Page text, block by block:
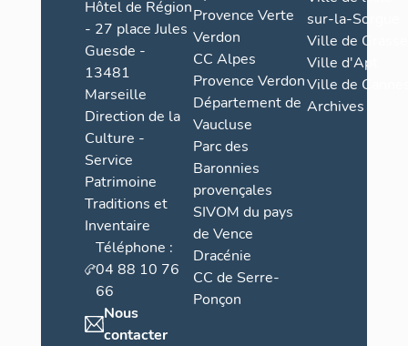
Hôtel de Région
- 27 place Jules
Guesde -
13481
Marseille
Direction de la
Culture -
Service
Patrimoine
Traditions et
Inventaire
Téléphone :
04 88 10 76
66
Nous
contacter
Provence Verte
Verdon
CC Alpes
Provence Verdon
Département de
Vaucluse
Parc des
Baronnies
provençales
SIVOM du pays
de Vence
Dracénie
CC de Serre-
Ponçon
sur-la-Sorgue
Ville de Grasse
Ville d'Apt
Ville de
Archives